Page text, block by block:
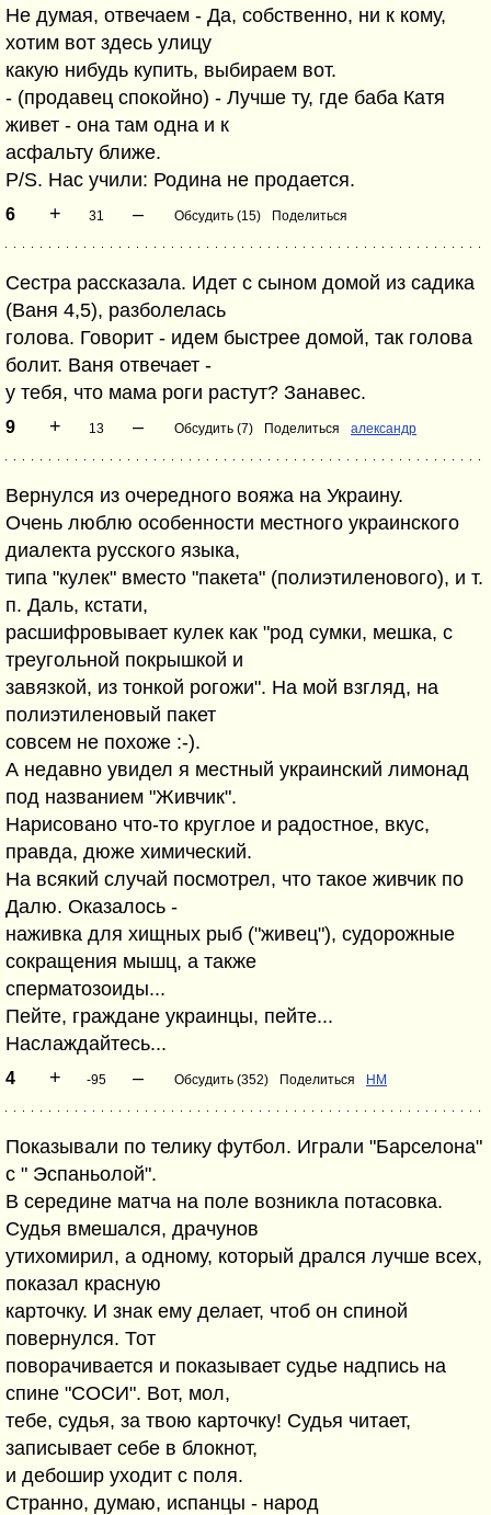
Не думая, отвечаем - Да, собственно, ни к кому,
хотим вот здесь улицу
какую нибудь купить, выбираем вот.
- (продавец спокойно) - Лучше ту, где баба Катя
живет - она там одна и к
асфальту ближе.
P/S. Нас учили: Родина не продается.
6 + 31 – Обсудить (15) Поделиться
Сестра рассказала. Идет с сыном домой из садика
(Ваня 4,5), разболелась
голова. Говорит - идем быстрее домой, так голова
болит. Ваня отвечает -
у тебя, что мама роги растут? Занавес.
9 + 13 – Обсудить (7) Поделиться александр
Вернулся из очередного вояжа на Украину.
Очень люблю особенности местного украинского
диалекта русского языка,
типа "кулек" вместо "пакета" (полиэтиленового), и т.
п. Даль, кстати,
расшифровывает кулек как "род сумки, мешка, с
треугольной покрышкой и
завязкой, из тонкой рогожи". На мой взгляд, на
полиэтиленовый пакет
совсем не похоже :-).
А недавно увидел я местный украинский лимонад
под названием "Живчик".
Нарисовано что-то круглое и радостное, вкус,
правда, дюже химический.
На всякий случай посмотрел, что такое живчик по
Далю. Оказалось -
наживка для хищных рыб ("живец"), судорожные
сокращения мышц, а также
сперматозоиды...
Пейте, граждане украинцы, пейте...
Наслаждайтесь...
4 + -95 – Обсудить (352) Поделиться НМ
Показывали по телику футбол. Играли "Барселона"
с " Эспаньолой".
В середине матча на поле возникла потасовка.
Судья вмешался, драчунов
утихомирил, а одному, который дрался лучше всех,
показал красную
карточку. И знак ему делает, чтоб он спиной
повернулся. Тот
поворачивается и показывает судье надпись на
спине "СОСИ". Вот, мол,
тебе, судья, за твою карточку! Судья читает,
записывает себе в блокнот,
и дебошир уходит с поля.
Странно, думаю, испанцы - народ